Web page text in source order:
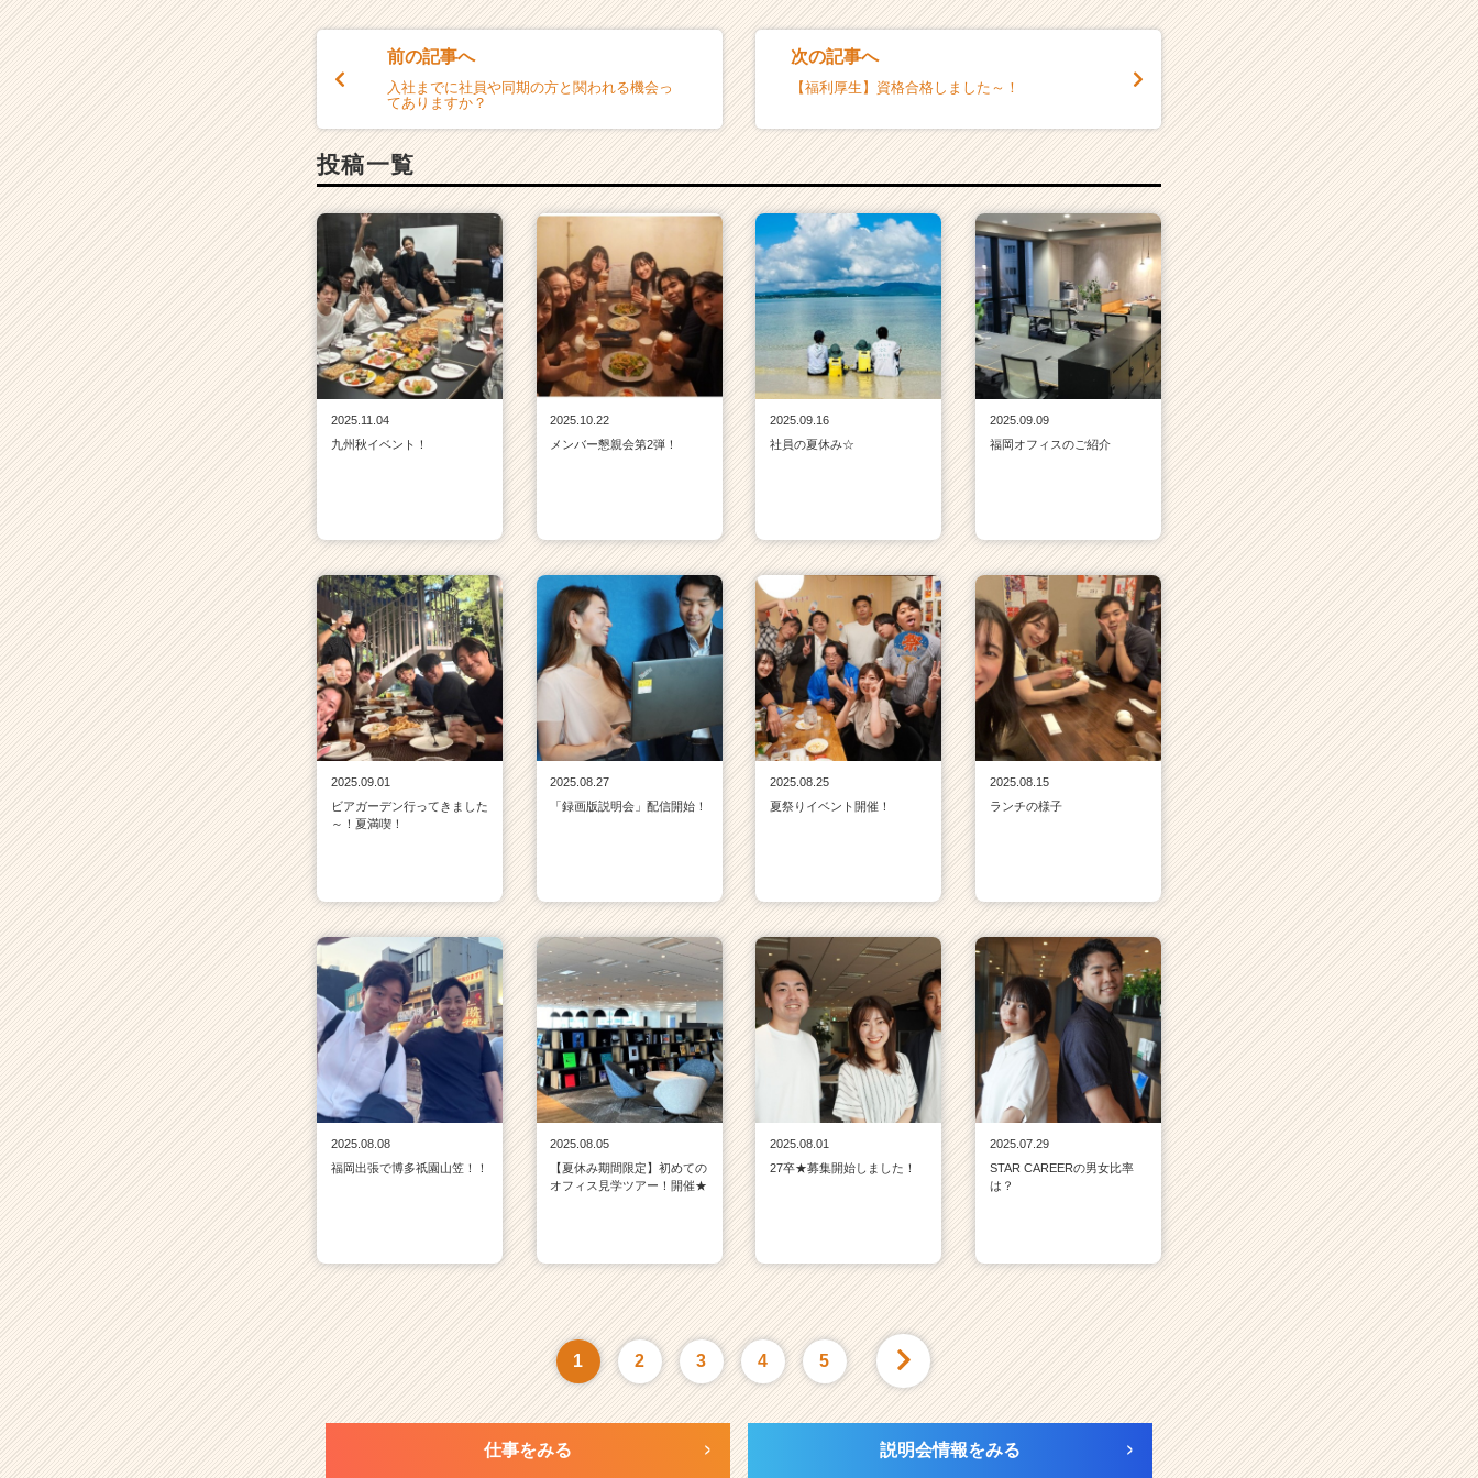
前の記事へ
入社までに社員や同期の方と関われる機会っ
てありますか？
次の記事へ
【福利厚生】資格合格しました～！
投稿一覧
2025.11.04
九州秋イベント！
2025.10.22
メンバー懇親会第2弾！
2025.09.16
社員の夏休み☆
2025.09.09
福岡オフィスのご紹介
2025.09.01
ビアガーデン行ってきました
～！夏満喫！
2025.08.27
「録画版説明会」配信開始！
2025.08.25
夏祭りイベント開催！
2025.08.15
ランチの様子
2025.08.08
福岡出張で博多祇園山笠！！
2025.08.05
【夏休み期間限定】初めての
オフィス見学ツアー！開催★
2025.08.01
27卒★募集開始しました！
2025.07.29
STAR CAREERの男女比率
は？
1 2 3 4 5
仕事をみる 説明会情報をみる